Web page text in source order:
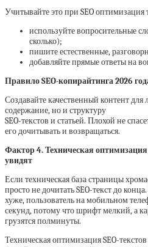
Учитывайте это при SEO оптимизация
используйте вопросительные
сколько);
пишите естественные,
добавляйте прямые ответы на
Правило SEO-копирайтинга 2026
Создавайте качественный контент
содержание, но и структуру
SEO-текстов и статьей. Плохой не
его дочитывать и возвращаться.
Фактор 4. Техническая оптимизация
увидят
Если техническая база страницы
просто не дочитать SEO-текст до
хуже, пользователь на мобильном
секунд, потому что шрифт мелкий, а
грузятся полминуты.
Техническая оптимизация SEO-